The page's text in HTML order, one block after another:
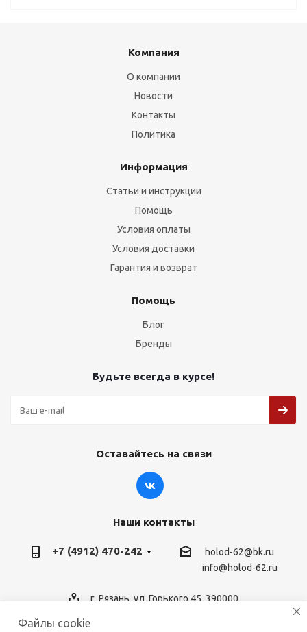
Компания
О компании
Новости
Контакты
Политика
Информация
Статьи и инструкции
Помощь
Условия оплаты
Условия доставки
Гарантия и возврат
Помощь
Блог
Бренды
Будьте всегда в курсе!
Оставайтесь на связи
Наши контакты
+7 (4912) 470-242
holod-62@bk.ru
info@holod-62.ru
г. Рязань, ул. Горького 45, 390000
Файлы cookie